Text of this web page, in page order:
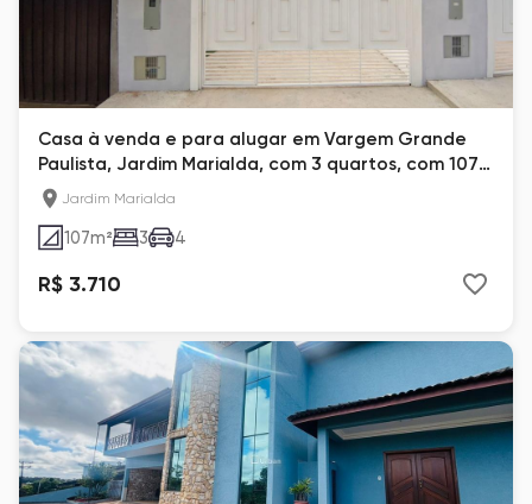
Casa à venda e para alugar em Vargem Grande
Paulista, Jardim Marialda, com 3 quartos, com 107
m² Jardim Marialda
107m² 3 4
R$ 3.710